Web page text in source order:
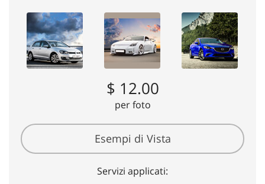
$ 12.00
per foto
Esempi di Vista
Servizi applicati: